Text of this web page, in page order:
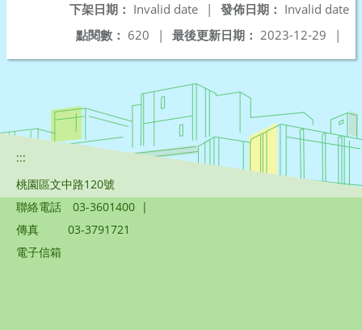
發佈日期： Invalid date
下架日期： Invalid date
|
最後更新日期： 2023-12-29 |
點閱數： 620 |
:::
桃園區文中路120號
聯絡電話
03-3601400 |
傳真
03-3791721
電子信箱